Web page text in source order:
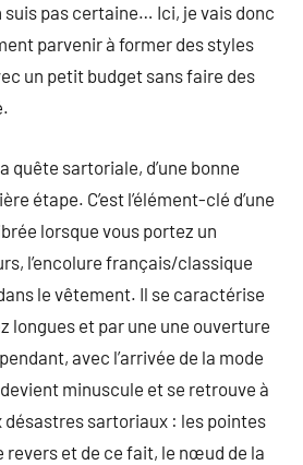
suis pas certaine… Ici, je vais donc
parvenir à former des styles
un petit budget sans faire des
quête sartoriale, d’une bonne
étape. C’est l’élément-clé d’une
lorsque vous portez un
l’encolure français/classique
le vêtement. Il se caractérise
longues et par une une ouverture
avec l’arrivée de la mode
minuscule et se retrouve à
désastres sartoriaux : les pointes
revers et de ce fait, le nœud de la